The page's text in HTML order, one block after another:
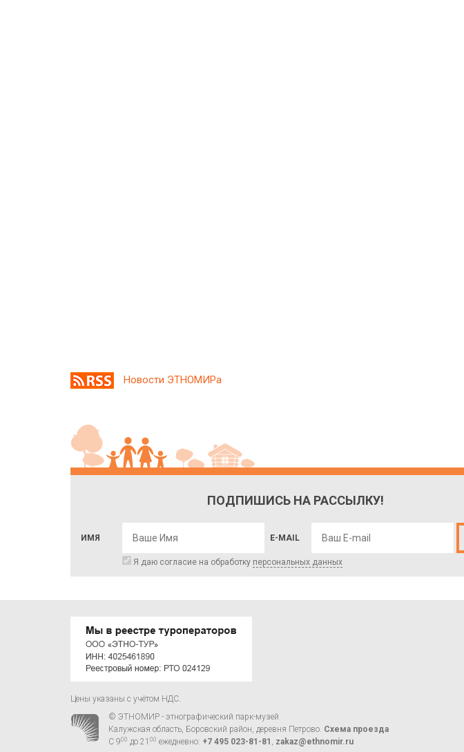
Новости ЭТНОМИРа
ПОДПИШИСЬ НА РАССЫЛКУ!
ИМЯ E-MAIL
Я даю согласие на обработку персональных данных
Цены указаны с учётом НДС.
© ЭТНОМИР - этнографический парк-музей
Калужская область, Боровский район, деревня Петрово. Схема проезда
С 900 до 21 00 ежедневно: +7 495 023-81-81 , zakaz@ethnomir.ru